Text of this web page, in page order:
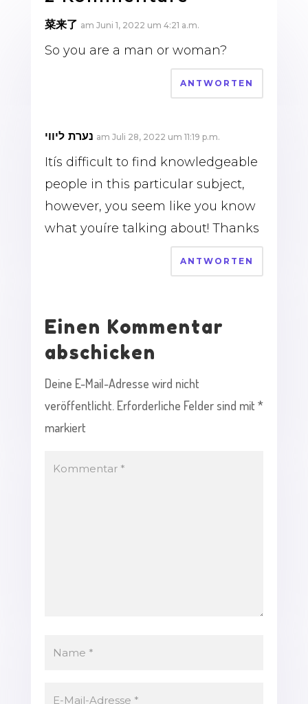
菜来了 am Juni 1, 2022 um 4:21 a.m.
So you are a man or woman?
ANTWORTEN
נערת ליווי am Juli 28, 2022 um 11:19 p.m.
Itís difficult to find knowledgeable
people in this particular subject,
however, you seem like you know
what youíre talking about! Thanks
ANTWORTEN
Einen Kommentar
abschicken
Deine E-Mail-Adresse wird nicht
veröffentlicht. Erforderliche Felder sind mit *
markiert